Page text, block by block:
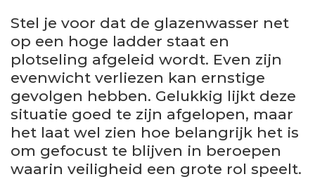
Stel je voor dat de glazenwasser net
op een hoge ladder staat en
plotseling afgeleid wordt. Even zijn
evenwicht verliezen kan ernstige
gevolgen hebben. Gelukkig lijkt deze
situatie goed te zijn afgelopen, maar
het laat wel zien hoe belangrijk het is
om gefocust te blijven in beroepen
waarin veiligheid een grote rol speelt.